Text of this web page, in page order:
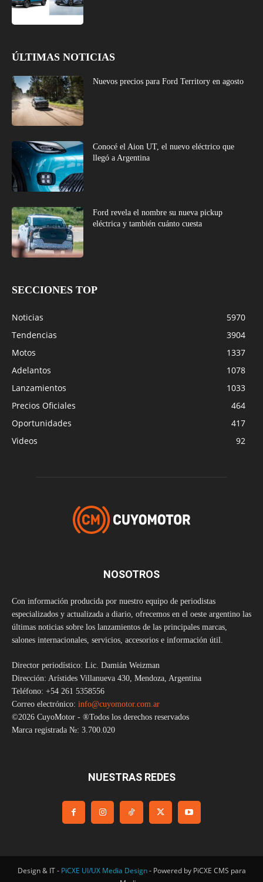
ÚLTIMAS NOTICIAS
Nuevos precios para Ford Territory en agosto
Conocé el Aion UT, el nuevo eléctrico que
llegó a Argentina
Ford revela el nombre su nueva pickup
eléctrica y también cuánto cuesta
SECCIONES TOP
Noticias
5970
Tendencias
3904
Motos
1337
Adelantos
1078
Lanzamientos
1033
Precios Oficiales
464
Oportunidades
417
Videos
92
NOSOTROS
Con información producida por nuestro equipo de periodistas
especializados y actualizada a diario, ofrecemos en el oeste argentino las
últimas noticias sobre los lanzamientos de las principales marcas,
salones internacionales, servicios, accesorios e información útil.
Director periodístico: Lic. Damián Weizman
Dirección: Arístides Villanueva 430, Mendoza, Argentina
Teléfono: +54 261 5358556
Correo electrónico: info@cuyomotor.com.ar
©2026 CuyoMotor - ®Todos los derechos reservados
Marca registrada №: 3.700.020
NUESTRAS REDES
Design & IT - PiCXE UI/UX Media Design- Powered by PiCXE CMS para